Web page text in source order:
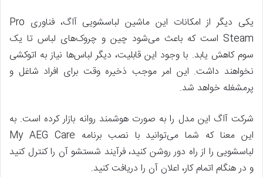
یکی دیگر از امکانات این ماشین لباسشویی آاگ، فناوری Pro
Steam است که باعث می‌شود چین و چروک‌های لباس تا یک
سوم کاهش یابد. با وجود این قابلیت، دیگر لباس‌ها نیاز به اتوکشی
نخواهند داشت. این امر موجب ذخیره وقت برای افراد شاغل و
پرمشغله خواهد شد.
شرکت آاگ این مدل را به صورت هوشمند روانه بازار کرده است. به
این معنا که شما می‌توانید با نصب برنامه My AEG Care
لباسشویی را از راه دور روشن کنید، فرآیند شستشو آن را کنترل کنید
و در هنگام اتمام کار، اعلان آن را دریافت کنید.